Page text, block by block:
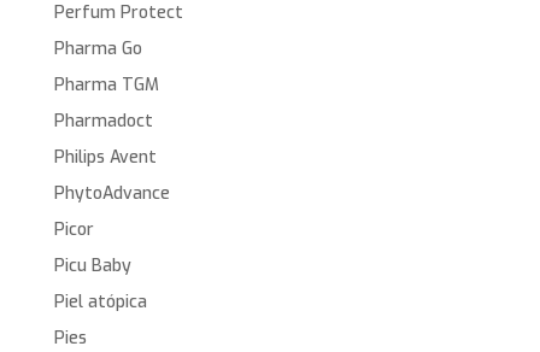
Perfum Protect
Pharma Go
Pharma TGM
Pharmadoct
Philips Avent
PhytoAdvance
Picor
Picu Baby
Piel atópica
Pies